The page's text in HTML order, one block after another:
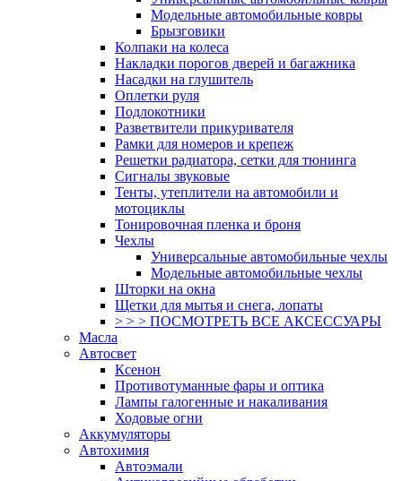
Модельные автомобильные ковры
Брызговики
Колпаки на колеса
Накладки порогов дверей и багажника
Насадки на глушитель
Оплетки руля
Подлокотники
Разветвители прикуривателя
Рамки для номеров и крепеж
Решетки радиатора, сетки для тюнинга
Сигналы звуковые
Тенты, утеплители на автомобили и
мотоциклы
Тонировочная пленка и броня
Чехлы
Универсальные автомобильные чехлы
Модельные автомобильные чехлы
Шторки на окна
Щетки для мытья и снега, лопаты
> > > ПОСМОТРЕТЬ ВСЕ АКСЕССУАРЫ
Масла
Автосвет
Ксенон
Противотуманные фары и оптика
Лампы галогенные и накаливания
Ходовые огни
Аккумуляторы
Автохимия
Автоэмали